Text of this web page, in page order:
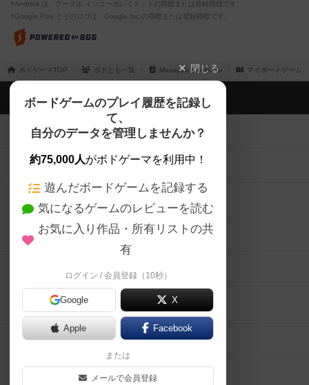
※Android は、グーグル インコーポレイテッドの商標または登録商標です。
※Google Play とそのロゴは、Google Inc.の商標または登録商標です。
ボドゲーマTOP ボドとも一覧 Masayuki Kunimitsu マイボードゲーム
閉じる
ボードゲームのプレイ履歴を記録し
て、
自分のデータを管理しませんか？
約75,000人がボドゲーマを利用中！
遊んだボードゲームを記録する
気になるゲームのレビューを読む
お気に入り作品・所有リストの共
有
ログイン / 会員登録（10秒）
Google X
Apple Facebook
または
メールで会員登録
ボドゲーマTOP
ボードゲームを検索する
ボードゲームの新着レビュー
ボードゲーム会情報
メカニクス特集
掲示板・トピックス
ボドとも・会員一覧
ボードゲーム業界コラム
ボドゲーマご利用案内